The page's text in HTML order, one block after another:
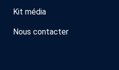
Kit média
Nous contacter